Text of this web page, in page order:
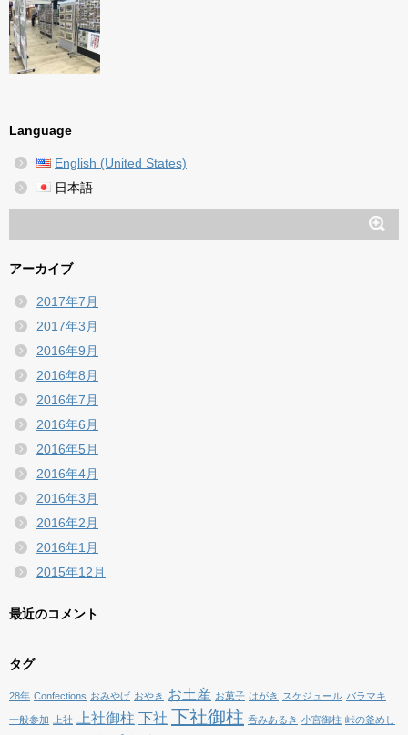
Language
English (United States)
日本語
アーカイブ
2017年7月
2017年3月
2016年9月
2016年8月
2016年7月
2016年6月
2016年5月
2016年4月
2016年3月
2016年2月
2016年1月
2015年12月
最近のコメント
タグ
28年 Confections おみやげ おやき お土産 お菓子 はがき スケジュール バラマキ
一般参加 上社 上社御柱 下社 下社御柱 呑みあるき 小宮御柱 峠の釜めし